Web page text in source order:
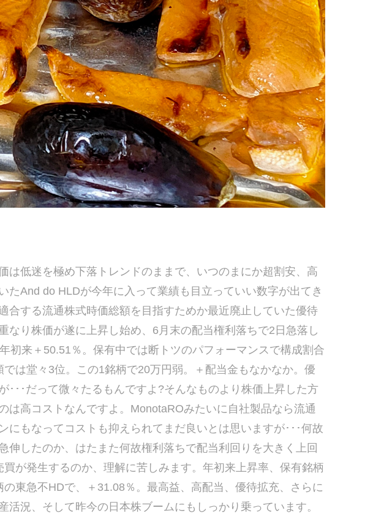
は低迷を極め下落トレンドのままで、いつのまにか超割安、高
たAnd do HLDが今年に入って業績も目立っていい数字が出てき
合する流通株式時価総額を目指すためか最近廃止していた優待
なり株価が遂に上昇し始め、6月末の配当権利落ちで2日急落し
初来＋50.51％。保有中では断トツのパフォーマンスで構成割合
は堂々3位。この1銘柄で20万円弱。＋配当金もなかなか。優
･･･だって微々たるもんですよ?そんなものより株価上昇した方
は高コストなんですよ。MonotaROみたいに自社製品なら流通
にもなってコストも抑えられてまだ良いとは思いますが･･･何故
伸したのか、はたまた何故権利落ちで配当利回りを大きく上回
が発生するのか、理解に苦しみます。年初来上昇率、保有銘柄
東急不HDで、＋31.08％。最高益、高配当、優待拡充、さらに
活況、そして昨今の日本株ブームにもしっかり乗っています。